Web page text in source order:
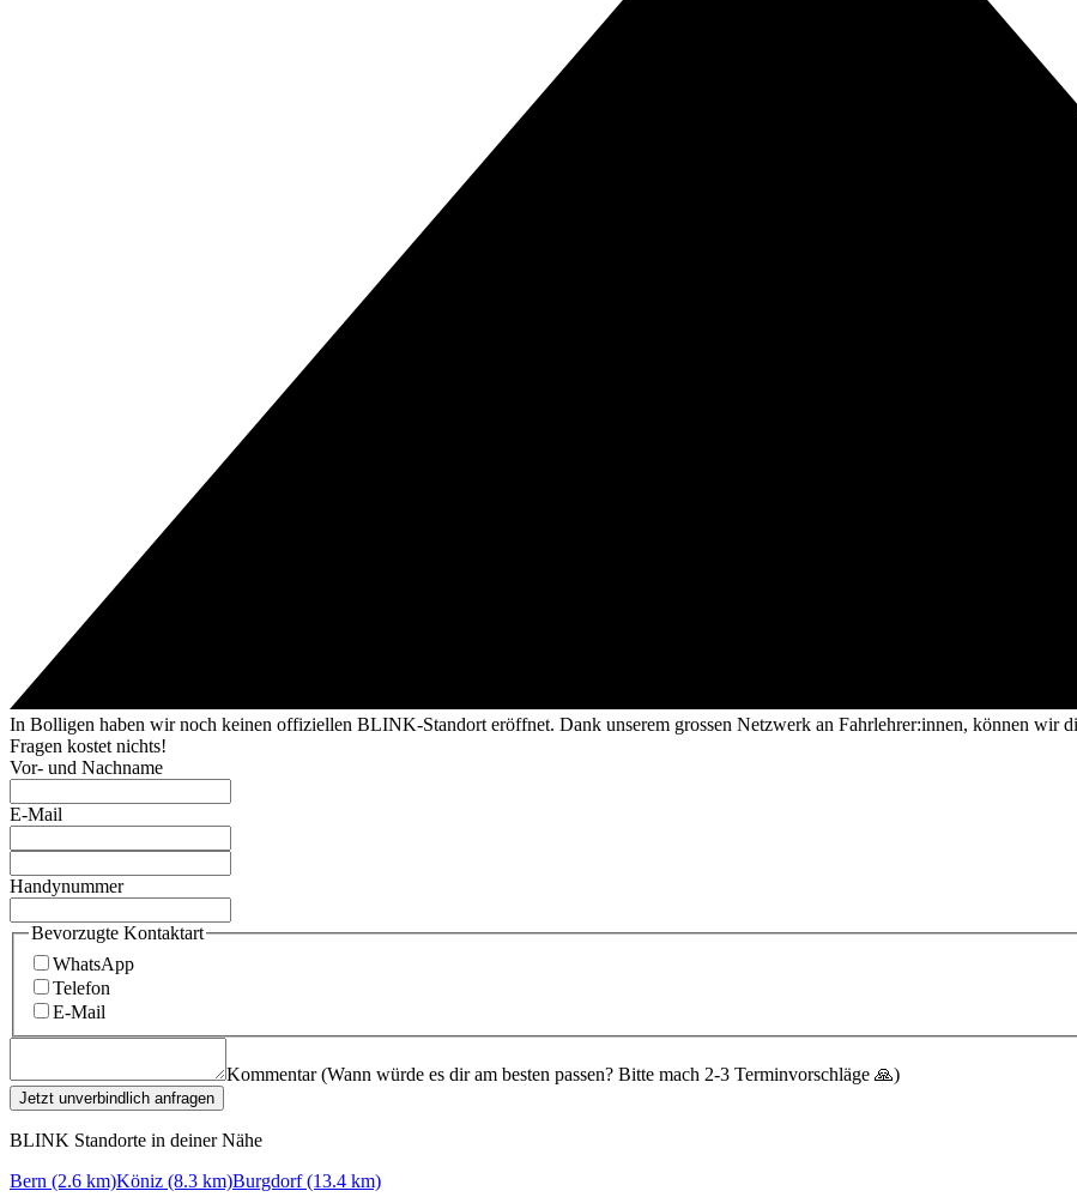
In Bolligen haben wir noch keinen offiziellen BLINK-Standort eröffnet. Dank unserem grossen Netzwerk an Fahrlehrer:innen, können wir
Fragen kostet nichts!
Vor- und Nachname
E-Mail
Handynummer
Bevorzugte Kontaktart
WhatsApp
Telefon
E-Mail
Kommentar (Wann würde es dir am besten passen? Bitte mach 2-3 Terminvorschläge 🙏)
Jetzt unverbindlich anfragen
BLINK Standorte in deiner Nähe
Bern (2.6 km)Köniz (8.3 km)Burgdorf (13.4 km)